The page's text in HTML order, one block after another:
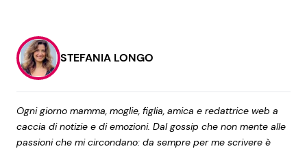
STEFANIA LONGO
Ogni giorno mamma, moglie, figlia, amica e redattrice web a
caccia di notizie e di emozioni. Dal gossip che non mente alle
passioni che mi circondano: da sempre per me scrivere è